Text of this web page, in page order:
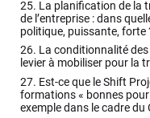
25. La planification de la
de l’entreprise : dans
politique, puissante, forte
26. La conditionnalité
levier à mobiliser pour la
27. Est-ce que le Shift
formations « bonnes
exemple dans le cadre du